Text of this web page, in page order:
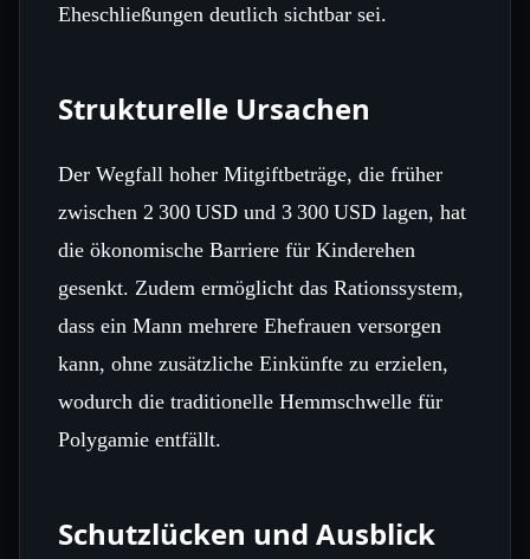
Eheschließungen deutlich sichtbar sei.
Strukturelle Ursachen
Der Wegfall hoher Mitgiftbeträge, die früher
zwischen 2 300 USD und 3 300 USD lagen, hat
die ökonomische Barriere für Kinderehen
gesenkt. Zudem ermöglicht das Rationssystem,
dass ein Mann mehrere Ehefrauen versorgen
kann, ohne zusätzliche Einkünfte zu erzielen,
wodurch die traditionelle Hemmschwelle für
Polygamie entfällt.
Schutzlücken und Ausblick